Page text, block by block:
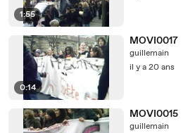
1:55
0:14
MOVI0017
guillemain
il y a 20 ans
MOVI0015
guillemain